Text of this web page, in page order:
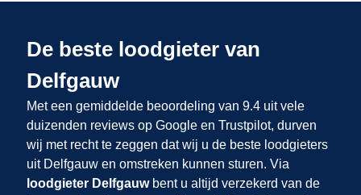
De beste loodgieter van
Delfgauw
Met een gemiddelde beoordeling van 9.4 uit vele
duizenden reviews op Google en Trustpilot, durven
wij met recht te zeggen dat wij u de beste loodgieters
uit Delfgauw en omstreken kunnen sturen. Via
loodgieter Delfgauwbent u altijd verzekerd van de